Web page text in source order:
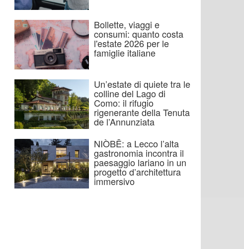
Bollette, viaggi e
consumi: quanto costa
l'estate 2026 per le
famiglie italiane
Un’estate di quiete tra le
colline del Lago di
Como: il rifugio
rigenerante della Tenuta
de l’Annunziata
NIÒBĒ: a Lecco l’alta
gastronomia incontra il
paesaggio lariano in un
progetto d’architettura
immersivo